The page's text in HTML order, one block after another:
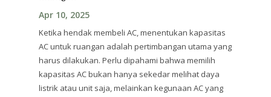
Apr 10, 2025
Ketika hendak membeli AC, menentukan kapasitas
AC untuk ruangan adalah pertimbangan utama yang
harus dilakukan. Perlu dipahami bahwa memilih
kapasitas AC bukan hanya sekedar melihat daya
listrik atau unit saja, melainkan kegunaan AC yang